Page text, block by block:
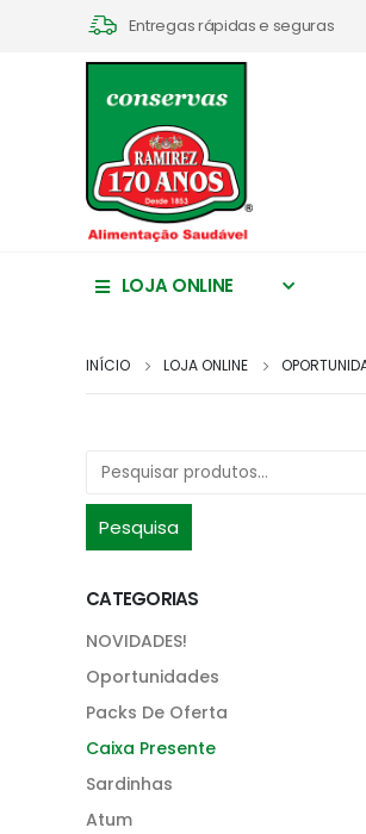
Entregas rápidas e seguras
LOJA ONLINE
INÍCIO LOJA ONLINE
Pesquisa
CATEGORIAS
NOVIDADES!
Oportunidades
Packs De Oferta
Caixa Presente
Sardinhas
Atum